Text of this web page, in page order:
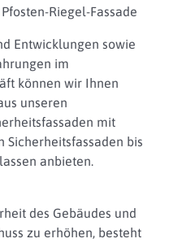
Riegel-Fassade
Entwicklungen sowie
im
können wir Ihnen
unseren
mit
Sicherheitsfassaden bis
anbieten.
des Gebäudes und
zu erhöhen, besteht